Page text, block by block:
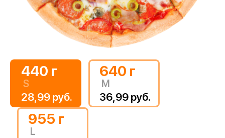
440 г
S
28,99 руб.
640 г
M
36,99 руб.
955 г
L